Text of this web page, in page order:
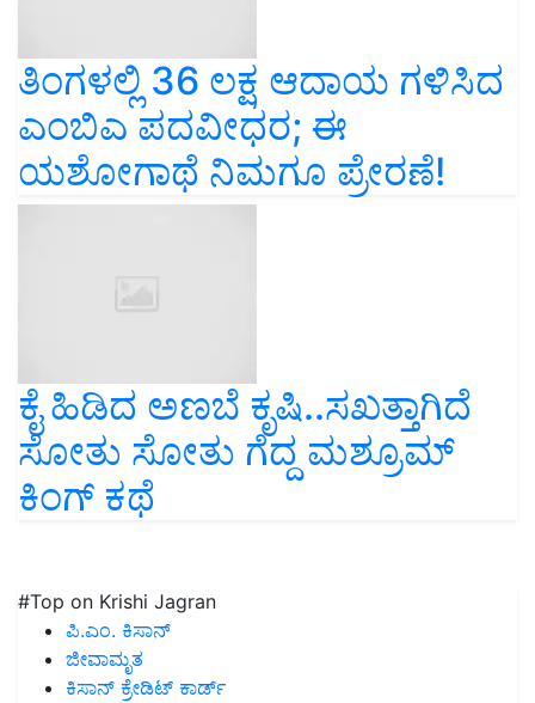
ತಿಂಗಳಲ್ಲಿ 36 ಲಕ್ಷ ಆದಾಯ ಗಳಿಸಿದ
ಎಂಬಿಎ ಪದವೀಧರ; ಈ
ಯಶೋಗಾಥೆ ನಿಮಗೂ ಪ್ರೇರಣೆ!
ಕೈ ಹಿಡಿದ ಅಣಬೆ ಕೃಷಿ..ಸಖತ್ತಾಗಿದೆ
ಸೋತು ಸೋತು ಗೆದ್ದ ಮಶ್ರೂಮ್‌
ಕಿಂಗ್‌ ಕಥೆ
#Top on Krishi Jagran
ಪಿ.ಎಂ. ಕಿಸಾನ್
ಜೀವಾಮೃತ
ಕಿಸಾನ್ ಕ್ರೇಡಿಟ್ ಕಾರ್ಡ್